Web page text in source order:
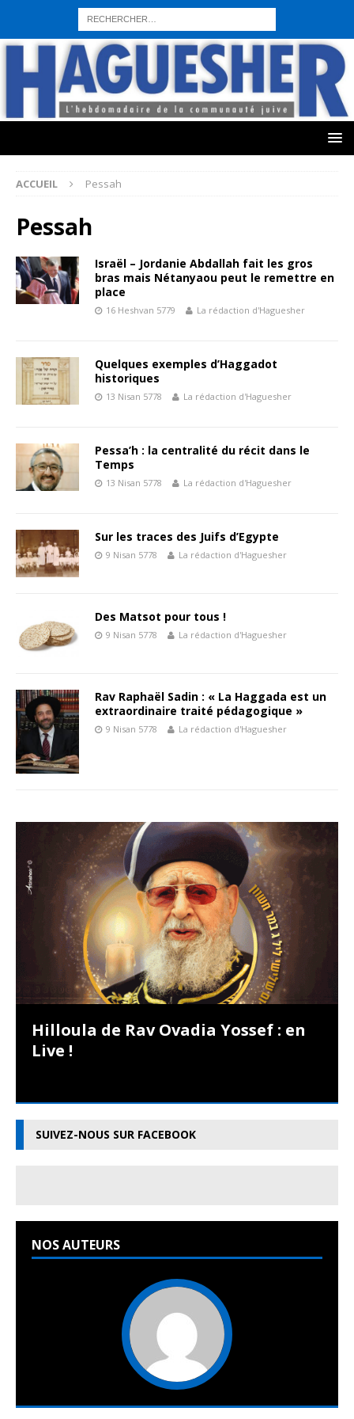
sohbet hattı numarası seks hattı numara istanbul escort bayanlar
sohbet hattı numaralar seks hattı numaralar"
numaraları sohbet hattı sex hattı telefonda seks numara sıcak sex
sohbet hattı canlı sohbet hatları sohbet numaraları
ucuz
sex sohbet hattı numaraları
yeni casino siteleri
ACCUEIL Pessah
Pessah
Israël – Jordanie Abdallah fait les gros
bras mais Nétanyaou peut le remettre en
place
16 Heshvan 5779 La rédaction d'Haguesher
Quelques exemples d’Haggadot
historiques
13 Nisan 5778 La rédaction d'Haguesher
Pessa’h : la centralité du récit dans le
Temps
13 Nisan 5778 La rédaction d'Haguesher
Sur les traces des Juifs d’Egypte
9 Nisan 5778 La rédaction d'Haguesher
Des Matsot pour tous !
9 Nisan 5778 La rédaction d'Haguesher
Rav Raphaël Sadin : « La Haggada est un
extraordinaire traité pédagogique »
9 Nisan 5778 La rédaction d'Haguesher
Hilloula de Rav Ovadia Yossef : en
Live !
SUIVEZ-NOUS SUR FACEBOOK
NOS AUTEURS